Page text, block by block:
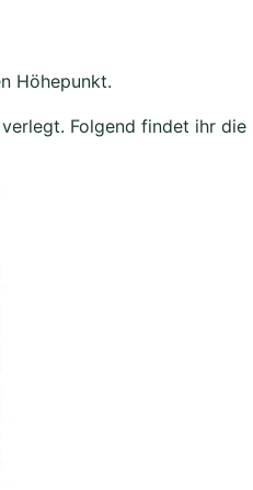
Höhepunkt.
Folgend findet ihr die